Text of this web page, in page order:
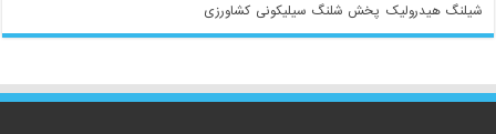
شیلنگ هیدرولیک پخش شلنگ سیلیکونی کشاورزی